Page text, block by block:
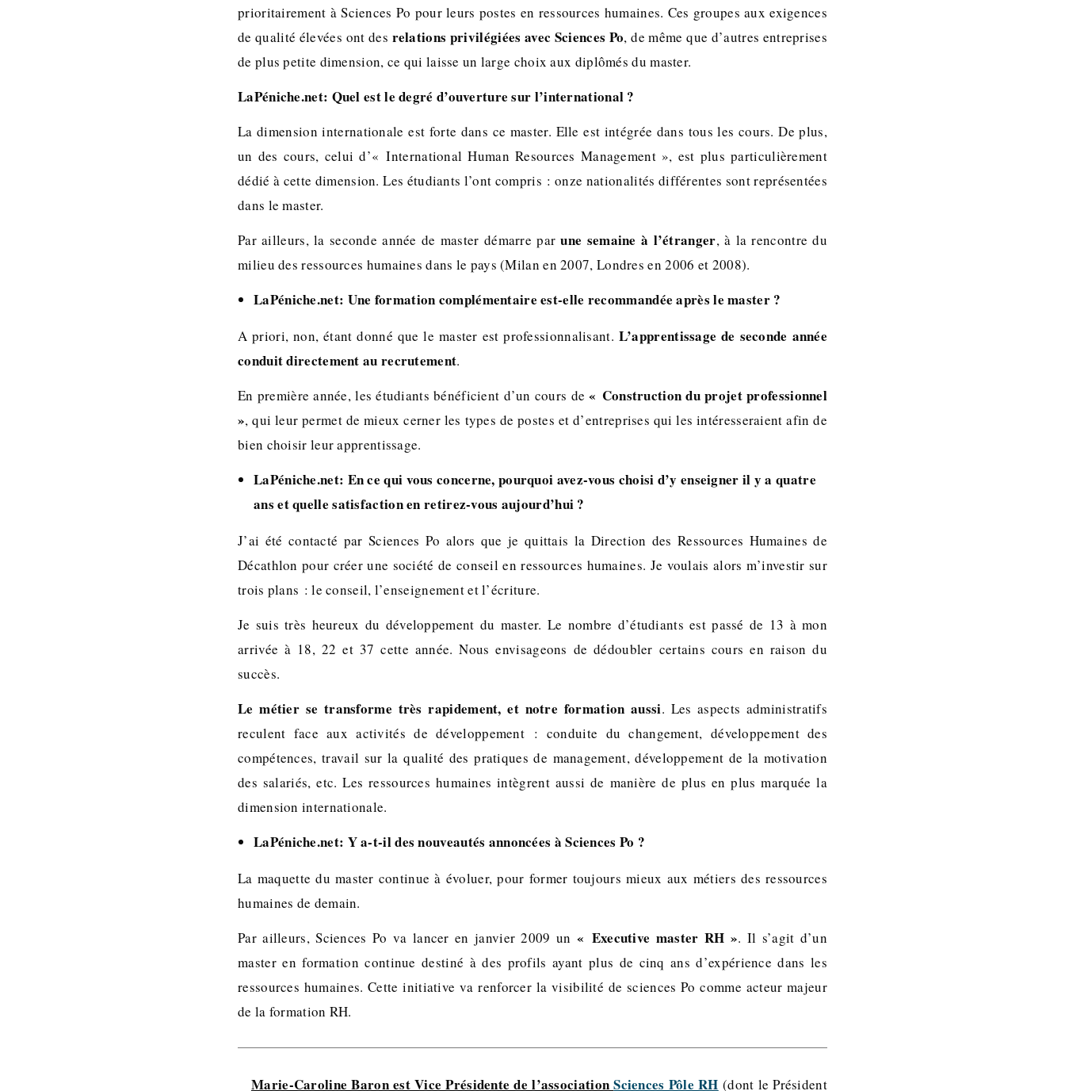
prioritairement à Sciences Po pour leurs postes en ressources humaines. Ces groupes aux exigences
de qualité élevées ont des relations privilégiées avec Sciences Po, de même que d’autres entreprises
de plus petite dimension, ce qui laisse un large choix aux diplômés du master.
LaPéniche.net: Quel est le degré d’ouverture sur l’international ?
La dimension internationale est forte dans ce master. Elle est intégrée dans tous les cours. De plus,
un des cours, celui d’« International Human Resources Management », est plus particulièrement
dédié à cette dimension. Les étudiants l’ont compris : onze nationalités différentes sont représentées
dans le master.
Par ailleurs, la seconde année de master démarre parune semaine à l’étranger, à la rencontre du
milieu des ressources humaines dans le pays (Milan en 2007, Londres en 2006 et 2008).
LaPéniche.net: Une formation complémentaire est-elle recommandée après le master ?
A priori, non, étant donné que le master est professionnalisant. L’apprentissage de seconde année
conduit directement au recrutement.
En première année, les étudiants bénéficient d’un cours de« Construction du projet professionnel
», qui leur permet de mieux cerner les types de postes et d’entreprises qui les intéresseraient afin de
bien choisir leur apprentissage.
LaPéniche.net: En ce qui vous concerne, pourquoi avez-vous choisi d’y enseigner il y a quatre
ans et quelle satisfaction en retirez-vous aujourd’hui ?
J’ai été contacté par Sciences Po alors que je quittais la Direction des Ressources Humaines de
Décathlon pour créer une société de conseil en ressources humaines. Je voulais alors m’investir sur
trois plans : le conseil, l’enseignement et l’écriture.
Je suis très heureux du développement du master. Le nombre d’étudiants est passé de 13 à mon
arrivée à 18, 22 et 37 cette année. Nous envisageons de dédoubler certains cours en raison du
succès.
Le métier se transforme très rapidement, et notre formation aussi. Les aspects administratifs
reculent face aux activités de développement : conduite du changement, développement des
compétences, travail sur la qualité des pratiques de management, développement de la motivation
des salariés, etc. Les ressources humaines intègrent aussi de manière de plus en plus marquée la
dimension internationale.
LaPéniche.net: Y a-t-il des nouveautés annoncées à Sciences Po ?
La maquette du master continue à évoluer, pour former toujours mieux aux métiers des ressources
humaines de demain.
Par ailleurs, Sciences Po va lancer en janvier 2009 un « Executive master RH ». Il s’agit d’un
master en formation continue destiné à des profils ayant plus de cinq ans d’expérience dans les
ressources humaines. Cette initiative va renforcer la visibilité de sciences Po comme acteur majeur
de la formation RH.
Marie-Caroline Baron est Vice Présidente de l’associationSciences Pôle RH (dont le Président